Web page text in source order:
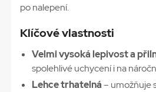
po nalepení.
Klíčové vlastnosti
Velmi vysoká lepivost a
spolehlivé uchycení i na
Lehce trhatelná– umožňuje